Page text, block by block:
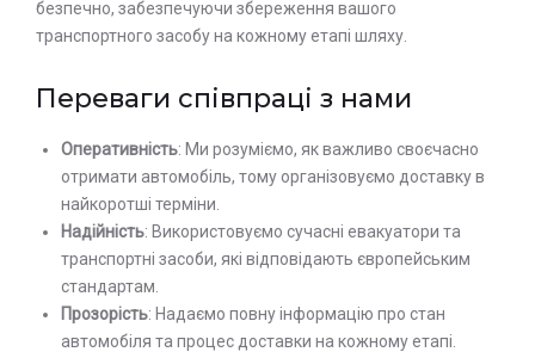
безпечно, забезпечуючи збереження вашого
транспортного засобу на кожному етапі шляху.
Переваги співпраці з нами
Оперативність: Ми розуміємо, як важливо своєчасно
отримати автомобіль, тому організовуємо доставку в
найкоротші терміни.
Надійність: Використовуємо сучасні евакуатори та
транспортні засоби, які відповідають європейським
стандартам.
Прозорість: Надаємо повну інформацію про стан
автомобіля та процес доставки на кожному етапі.